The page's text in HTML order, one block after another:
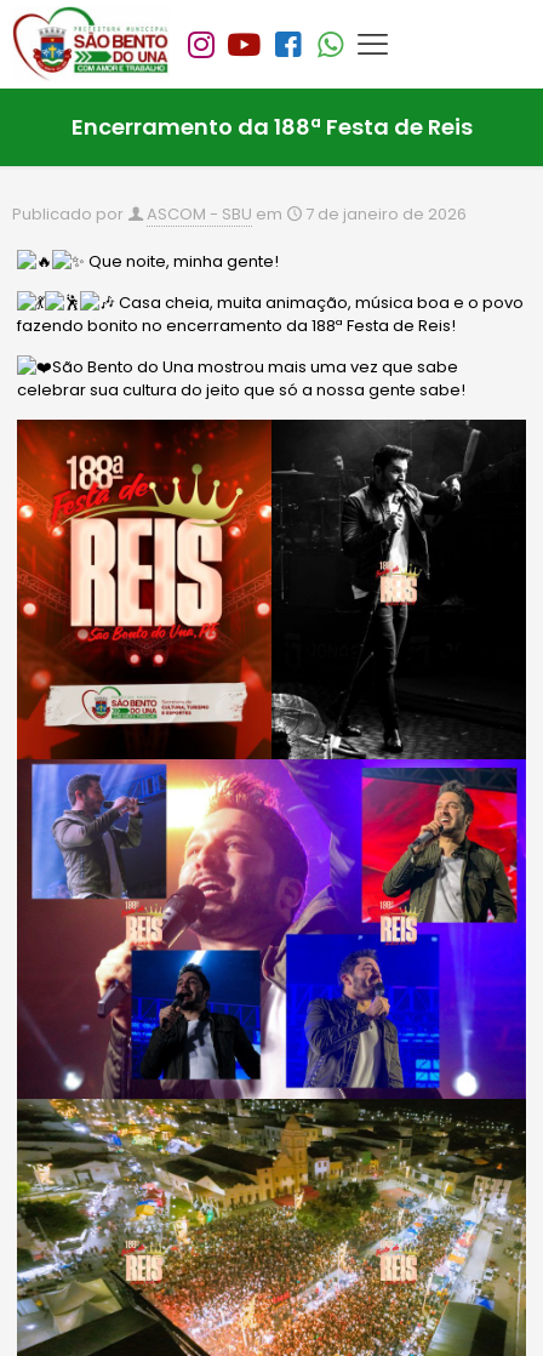
Encerramento da 188ª Festa de Reis
Publicado por ASCOM - SBU em 7 de janeiro de 2026
Que noite, minha gente!
Casa cheia, muita animação, música boa e o povo
fazendo bonito no encerramento da 188ª Festa de Reis!
São Bento do Una mostrou mais uma vez que sabe
celebrar sua cultura do jeito que só a nossa gente sabe!